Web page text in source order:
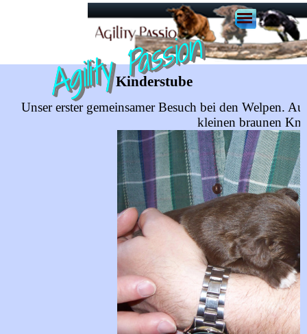
Agility Passion
Kinderstube
Unser erster gemeinsamer Besuch bei den Welpen.
kleinen braunen